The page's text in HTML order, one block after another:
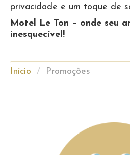
privacidade e um toque de
Motel Le Ton – onde seu
inesquecível!
Início / Promoções